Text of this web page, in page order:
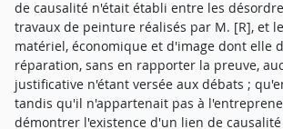
de causalité n'était établi entre les
travaux de peinture réalisés par M. [R], et
matériel, économique et d'image dont elle
réparation, sans en rapporter la preuve,
justificative n'étant versée aux débats ;
tandis qu'il n'appartenait pas à
démontrer l'existence d'un lien de